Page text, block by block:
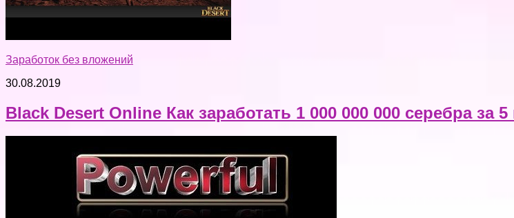
Заработок без вложений
30.08.2019
Black Desert Online Как заработать 1 000 000 000 серебра за